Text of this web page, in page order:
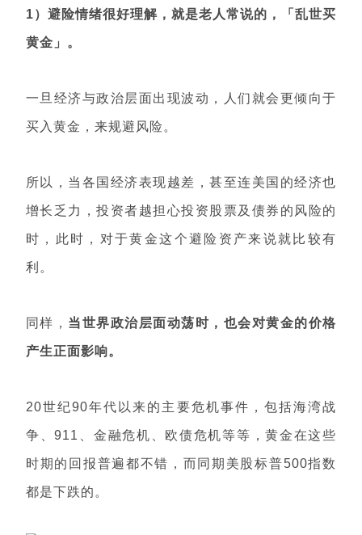
1）避险情绪很好理解，就是老人常说的，「乱世买
黄金」。
一旦经济与政治层面出现波动，人们就会更倾向于
买入黄金，来规避风险。
所以，当各国经济表现越差，甚至连美国的经济也
增长乏力，投资者越担心投资股票及债券的风险的
时，此时，对于黄金这个避险资产来说就比较有
利。
同样， 当世界政治层面动荡时，也会对黄金的价格
产生正面影响。
20世纪90年代以来的主要危机事件，包括海湾战
争、911、金融危机、欧债危机等等，黄金在这些
时期的回报普遍都不错，而同期美股标普500指数
都是下跌的。